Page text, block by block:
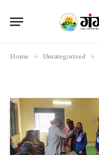
Home » Uncategorized »